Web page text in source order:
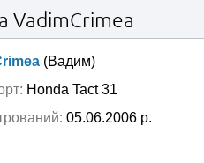
VadimCrimea
(Вадим)
Honda Tact 31
05.06.2006 р.